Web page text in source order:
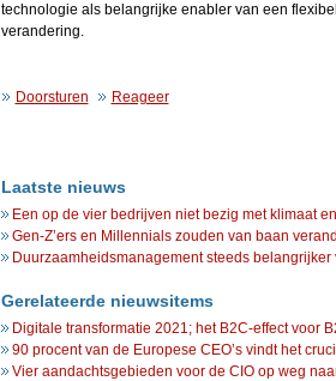
technologie als belangrijke enabler van een
verandering.
Doorsturen Reageer
Laatste nieuws
Een op de vier bedrijven niet bezig met klimaat
Gen-Z’ers en Millennials zouden van baan
Duurzaamheidsmanagement steeds
Gerelateerde nieuwsitems
Digitale transformatie 2021; het B2C-effect voor
90 procent van de Europese CEO’s vindt het
Vier aandachtsgebieden voor de CIO op weg